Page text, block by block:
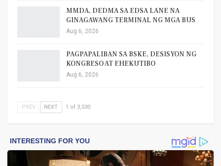
MMDA, DEDMA SA EDSA LANE NA
GINAGAWANG TERMINAL NG MGA BUS
Aug 6, 2026
PAGPAPALIBAN SA BSKE, DESISYON NG
KONGRESO AT EHEKUTIBO
Aug 6, 2026
PREV NEXT 1 of 3,530